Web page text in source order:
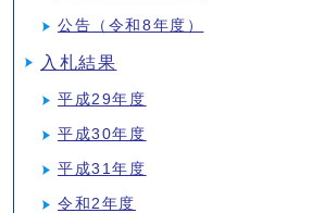
公告（令和8年度）
入札結果
平成29年度
平成30年度
平成31年度
令和2年度